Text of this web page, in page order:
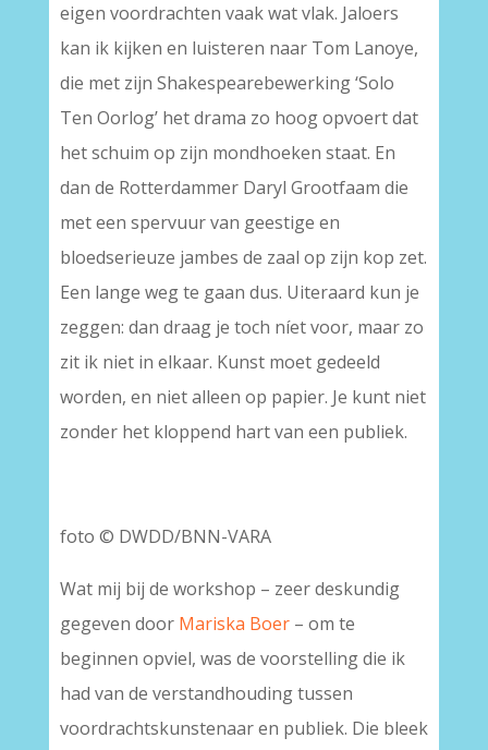
eigen voordrachten vaak wat vlak. Jaloers
kan ik kijken en luisteren naar Tom Lanoye,
die met zijn Shakespearebewerking ‘Solo
Ten Oorlog’ het drama zo hoog opvoert dat
het schuim op zijn mondhoeken staat. En
dan de Rotterdammer Daryl Grootfaam die
met een spervuur van geestige en
bloedserieuze jambes de zaal op zijn kop zet.
Een lange weg te gaan dus. Uiteraard kun je
zeggen: dan draag je toch níet voor, maar zo
zit ik niet in elkaar. Kunst moet gedeeld
worden, en niet alleen op papier. Je kunt niet
zonder het kloppend hart van een publiek.
foto © DWDD/BNN-VARA
Wat mij bij de workshop – zeer deskundig
gegeven door Mariska Boer– om te
beginnen opviel, was de voorstelling die ik
had van de verstandhouding tussen
voordrachtskunstenaar en publiek. Die bleek